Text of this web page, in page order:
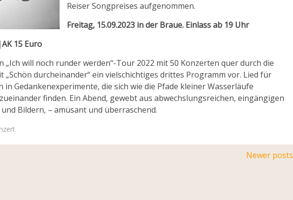
Reiser Songpreises aufgenommen.
Freitag, 15.09.2023 in der Braue. Einlass ab 19 Uhr
15 Euro
will noch runder werden“-Tour 2022 mit 50 Konzerten quer durch die
„Schön durcheinander“ ein vielschichtiges drittes Programm vor. Lied für
in Gedankenexperimente, die sich wie die Pfade kleiner Wasserläufe
finden. Ein Abend, gewebt aus abwechslungsreichen, eingängigen
Bildern, – amüsant und überraschend.
Newer posts